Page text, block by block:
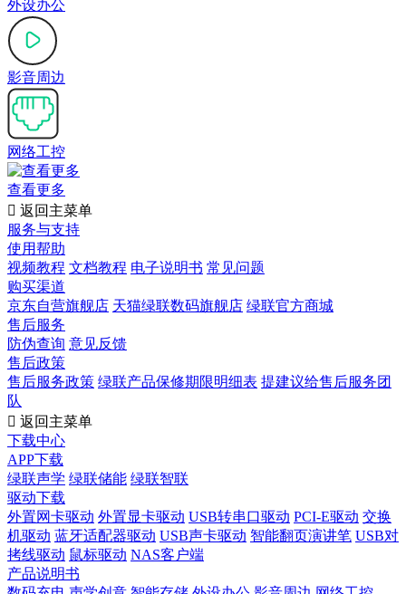
外设办公
影音周边
网络工控
查看更多
 返回主菜单
服务与支持
使用帮助
视频教程 文档教程 电子说明书 常见问题
购买渠道
京东自营旗舰店 天猫绿联数码旗舰店 绿联官方商城
售后服务
防伪查询 意见反馈
售后政策
售后服务政策 绿联产品保修期限明细表 提建议给售后服务团
队
 返回主菜单
下载中心
APP下载
绿联声学 绿联储能 绿联智联
驱动下载
外置网卡驱动 外置显卡驱动 USB转串口驱动 PCI-E驱动 交换
机驱动 蓝牙适配器驱动 USB声卡驱动 智能翻页演讲笔 USB对
拷线驱动 鼠标驱动 NAS客户端
产品说明书